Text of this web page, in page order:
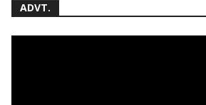
ADVT.